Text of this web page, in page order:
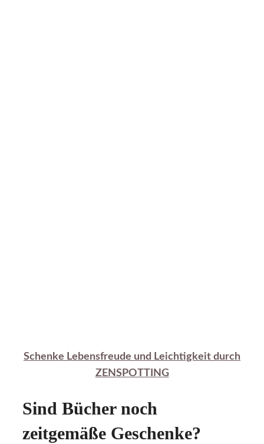
Schenke Lebensfreude und Leichtigkeit durch
ZENSPOTTING
Sind Bücher noch
zeitgemäße Geschenke?